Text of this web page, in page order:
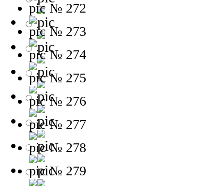
№ 272
№ 273
№ 274
№ 275
№ 276
№ 277
№ 278
№ 279